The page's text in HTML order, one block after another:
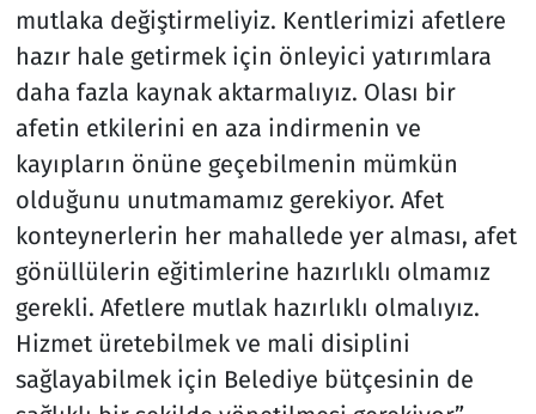
mutlaka değiştirmeliyiz. Kentlerimizi afetlere
hazır hale getirmek için önleyici yatırımlara
daha fazla kaynak aktarmalıyız. Olası bir
afetin etkilerini en aza indirmenin ve
kayıpların önüne geçebilmenin mümkün
olduğunu unutmamamız gerekiyor. Afet
konteynerlerin her mahallede yer alması, afet
gönüllülerin eğitimlerine hazırlıklı olmamız
gerekli. Afetlere mutlak hazırlıklı olmalıyız.
Hizmet üretebilmek ve mali disiplini
sağlayabilmek için Belediye bütçesinin de